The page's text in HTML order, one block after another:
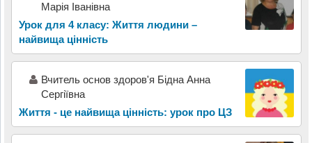
Марія Іванівна
Урок для 4 класу: Життя людини –
найвища цінність
Вчитель основ здоров'я Бідна Анна
Сергіївна
Життя - це найвища цінність: урок про ЦЗ